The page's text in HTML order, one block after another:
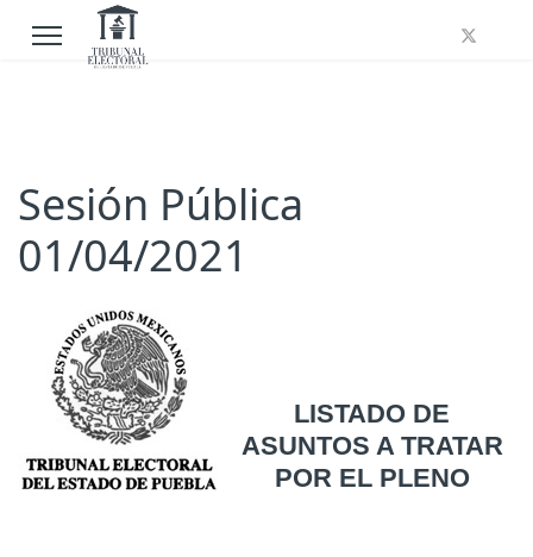
Sesión Pública
01/04/2021
LISTADO DE
ASUNTOS A TRATAR
POR EL PLENO